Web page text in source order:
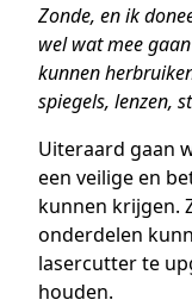
Zonde, en ik
wel wat mee
kunnen
spiegels, lenzen,
Uiteraard gaan
een veilige en
kunnen krijgen.
onderdelen
lasercutter te
houden.